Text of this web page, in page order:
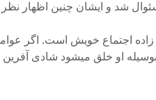
شد و ایشان چنین اظهار نظر
زاده اجتماع خویش است. اگر
بوسیله او خلق میشود شادی